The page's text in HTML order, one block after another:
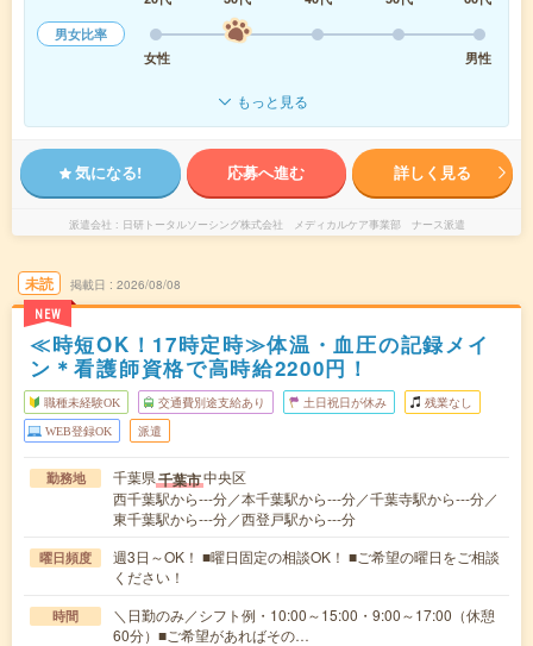
男女比率
女性
男性
もっと見る
気になる! 応募へ進む 詳しく見る
派遣会社 日研トータルソーシング株式会社 メディカルケア事業部 ナース派遣
未読
NEW
掲載日 2026/08/08
≪時短OK！17時定時≫体温・血圧の記録メイ
ン＊看護師資格で高時給2200円！
職種未経験OK 交通費別途支給あり 土日祝日が休み 残業なし
WEB登録OK 派遣
勤務地 千葉県千葉市中央区
西千葉駅から---分／本千葉駅から---分／千葉寺駅から---分／
東千葉駅から---分／西登戸駅から---分
曜日頻度
週3日～OK！ ■曜日固定の相談OK！ ■ご希望の曜日をご相談
ください！
時間
＼日勤のみ／シフト例・10:00～15:00・9:00～17:00（休憩
60分）■ご希望があればその…